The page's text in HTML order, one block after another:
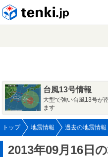
台風13号情報
大型で強い台風13号が
ます
トップ 地震情報 過去の地震情報
2013年09月16日